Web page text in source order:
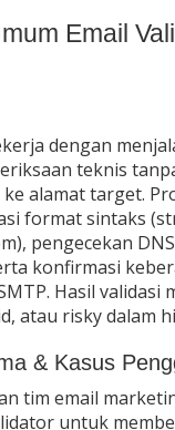
Email
dengan
teknis
alamat target.
format sintaks
pengecekan
konfirmasi
Hasil validasi
atau risky dalam
& Kasus
tim email
untuk